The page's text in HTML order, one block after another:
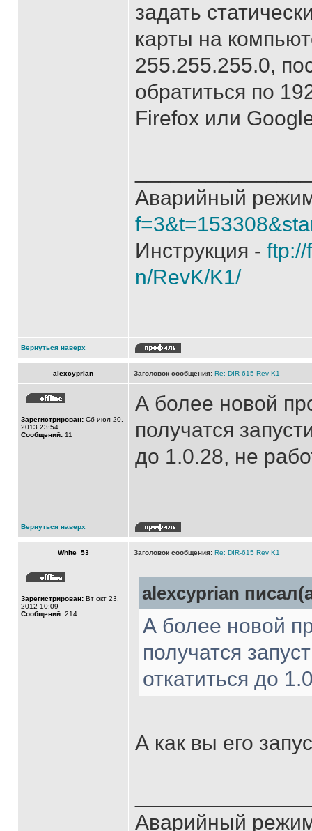
задать
карты на
255.255.255.0,
обратиться по
Firefox или
Аварийный
Инструкция -
n/RevK/K1/
Вернуться наверх
alexcyprian Заголовок сообщения: Re: DIR-615 Rev K1
Зарегистрирован: Сб июл 20,
2013 23:54
Сообщений: 11
А более новой
получатся
до 1.0.28, не
Вернуться наверх
White_53 Заголовок сообщения: Re: DIR-615 Rev K1
Зарегистрирован: Вт окт 23,
2012 10:09
Сообщений: 214
alexcyprian
А более новой
получатся
откатиться до
А как вы его
Аварийный